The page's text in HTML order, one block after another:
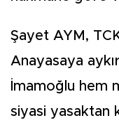
Şayet AYM,
Anayasaya
İmamoğlu hem
siyasi yasaktan